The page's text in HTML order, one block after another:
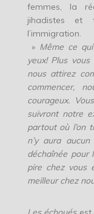
femmes, la
jihadistes et
l’immigration.
» Même ce
yeux! Plus
nous attirez
commencer,
courageux.
suivront notre
partout où l’on
n’y aura
déchaînée pour
pire chez vous
meilleur chez